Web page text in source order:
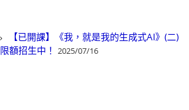
【已開課】《我，就是我的生成式AI》(二)
限額招生中！ 2025/07/16